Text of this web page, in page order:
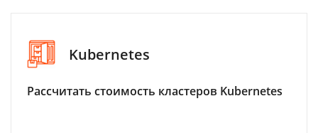
Kubernetes
Рассчитать стоимость кластеров Kubernetes